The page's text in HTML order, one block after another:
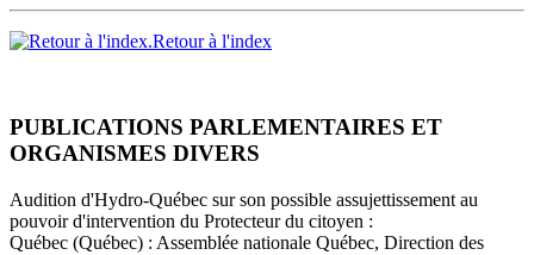
Retour à l'index
PUBLICATIONS PARLEMENTAIRES ET
ORGANISMES DIVERS
Audition d'Hydro-Québec sur son possible assujettissement au
pouvoir d'intervention du Protecteur du citoyen :
Québec (Québec) : Assemblée nationale Québec, Direction des